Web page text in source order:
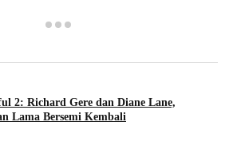
2: Richard Gere dan Diane Lane,
Lama Bersemi Kembali